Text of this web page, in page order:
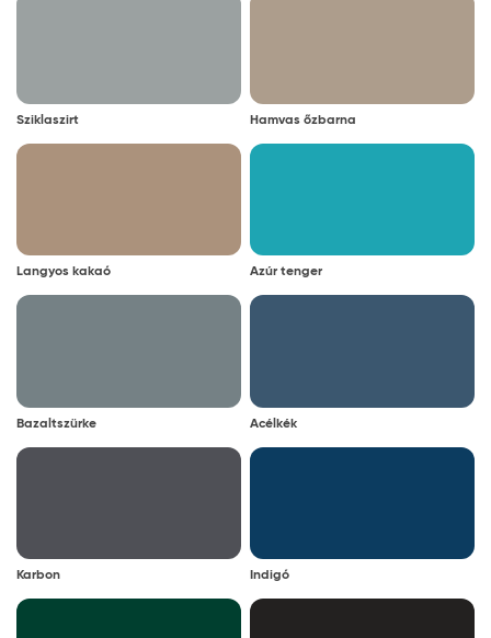
Sziklaszirt Hamvas őzbarna
Langyos kakaó Azúr tenger
Bazaltszürke Acélkék
Karbon Indigó